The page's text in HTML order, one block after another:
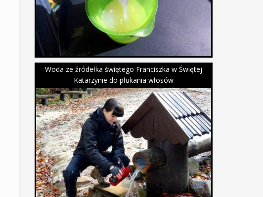
Woda ze źródełka świętego Franciszka w Świętej
Katarzynie do płukania włosów